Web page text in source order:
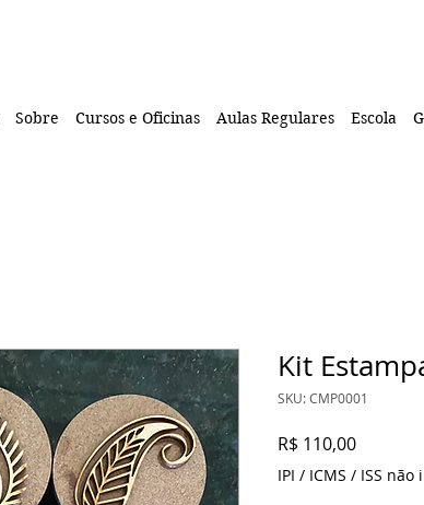
Sobre Cursos e Oficinas Aulas Regulares Escola
Kit
SKU: CMP0001
R$ 110,00Preço
IPI / ICMS / ISS não